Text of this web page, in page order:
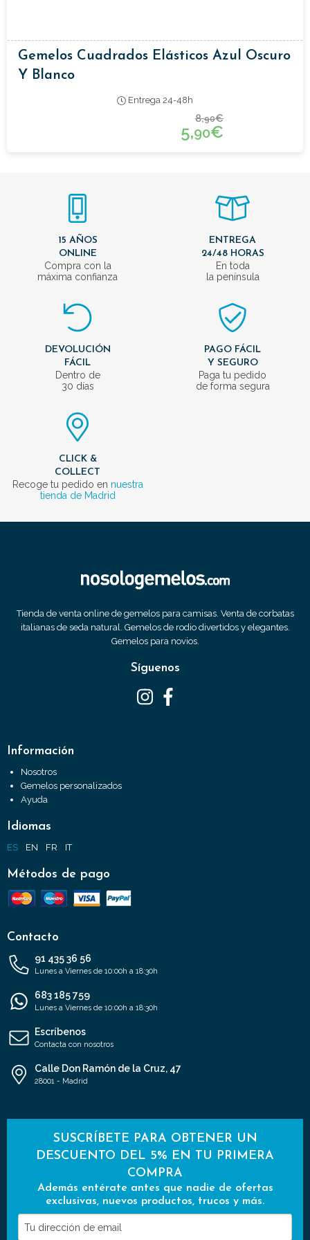
Gemelos Cuadrados Elásticos Azul Oscuro
Y Blanco
Entrega 24-48h
8,90€
5,90€
15 AÑOS
ONLINE
Compra con la
máxima confianza
ENTREGA
24/48 HORAS
En toda
la península
DEVOLUCIÓN
FÁCIL
Dentro de
30 días
PAGO FÁCIL
Y SEGURO
Paga tu pedido
de forma segura
CLICK &
COLLECT
Recoge tu pedido en nuestra
tienda de Madrid
Tienda de venta online de gemelos para camisas. Venta de corbatas
italianas de seda natural. Gemelos de rodio divertidos y elegantes.
Gemelos para novios.
Síguenos
Información
Nosotros
Gemelos personalizados
Ayuda
Idiomas
ES EN FR IT
Métodos de pago
Contacto
91 435 36 56
Lunes a Viernes de 10:00h a 18:30h
683 185 759
Lunes a Viernes de 10:00h a 18:30h
Escríbenos
Contacta con nosotros
Calle Don Ramón de la Cruz, 47
28001 - Madrid
SUSCRÍBETE PARA OBTENER UN
DESCUENTO DEL 5% EN TU PRIMERA
COMPRA
Además entérate antes que nadie de ofertas
exclusivas, nuevos productos, trucos y más.
Tu